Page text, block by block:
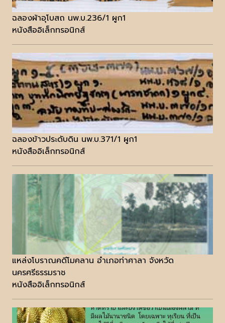
ฉลองผ้าอุโบสถ นพ.บ.236/1 ผูก1
หนังสืออิเล็กทรอนิกส์
ฉลองข้าวประดับดิน นพ.บ.371/1 ผูก1
หนังสืออิเล็กทรอนิกส์
แหล่งโบราณคดีโมคลาน อำเภอท่าศาลา จังหวัด
นครศรีธรรมราช
หนังสืออิเล็กทรอนิกส์